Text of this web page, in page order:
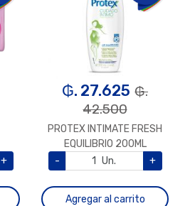
+
₲. 27.625 ₲.
42.500
PROTEX INTIMATE FRESH
EQUILIBRIO 200ML
-
Un. +
Agregar al carrito